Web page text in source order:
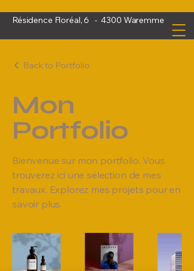
Résidence Floréal, 6 - 4300 Waremme
Back to Portfolio
Mon
Portfolio
Bienvenue sur mon portfolio. Vous
trouverez ici une sélection de mes
travaux. Explorez mes projets pour en
savoir plus.